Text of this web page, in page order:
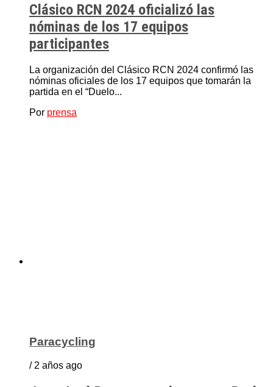
Clásico RCN 2024 oficializó las
nóminas de los 17 equipos
participantes
La organización del Clásico RCN 2024 confirmó las
nóminas oficiales de los 17 equipos que tomarán la
partida en el “Duelo...
Por prensa
Paracycling
/ 2 años ago